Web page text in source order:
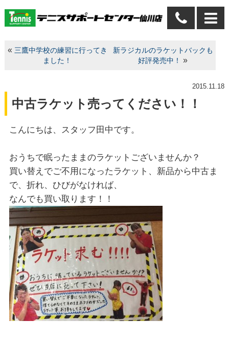
« 三鷹中学校の練習に行ってき
ました！
新ラジカルのラケットバックも
好評発売中！
»
2015.11.18
中古ラケット売ってください！！
こんにちは、スタッフ田中です。
おうちで眠ったままのラケットございませんか？
買い替えでご不用になったラケット、新品から中古ま
で、折れ、ひびがなければ、
なんでも買い取ります！！